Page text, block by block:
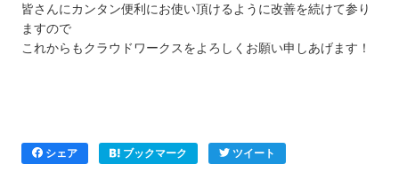
皆さんにカンタン便利にお使い頂けるように改善を続けて参り
ますので
これからもクラウドワークスをよろしくお願い申しあげます！
シェア ブックマーク ツイート